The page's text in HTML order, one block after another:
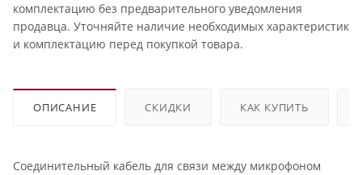
комплектацию без предварительного уведомления
продавца. Уточняйте наличие необходимых характеристик
и комплектацию перед покупкой товара.
ОПИСАНИЕ СКИДКИ КАК КУПИТЬ
Соединительный кабель для связи между микрофоном